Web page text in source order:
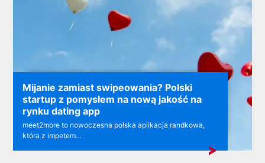
Mijanie zamiast swipeowania? Polski
startup z pomysłem na nową jakość na
rynku dating app
meet2more to nowoczesna polska aplikacja randkowa,
która z impetem...